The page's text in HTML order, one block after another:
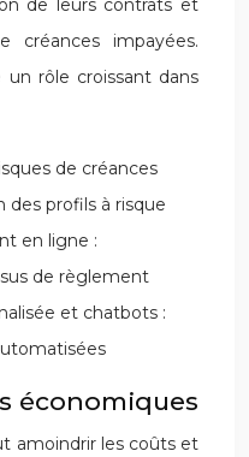
de leurs contrats et
impayées.
un rôle croissant dans
de créances
des profils à risque
en ligne :
de règlement
et chatbots :
économiques
amoindrir les coûts et